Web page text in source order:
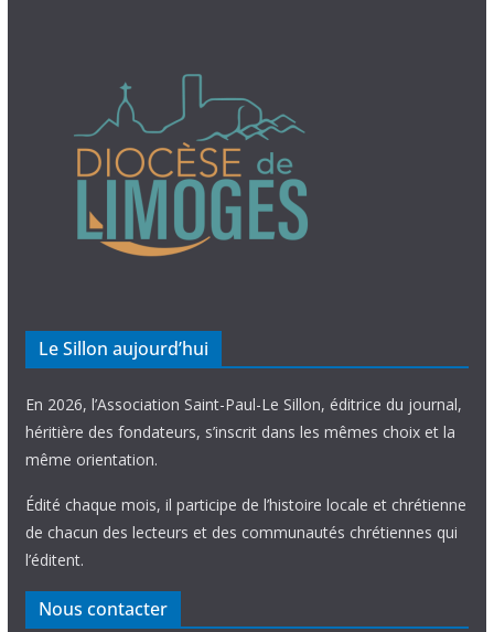
Le Sillon aujourd’hui
En 2026, l’Association Saint-Paul-Le Sillon, éditrice du journal,
héritière des fondateurs, s’inscrit dans les mêmes choix et la
même orientation.
Édité chaque mois, il participe de l’histoire locale et chrétienne
de chacun des lecteurs et des communautés chrétiennes qui
l’éditent.
Nous contacter